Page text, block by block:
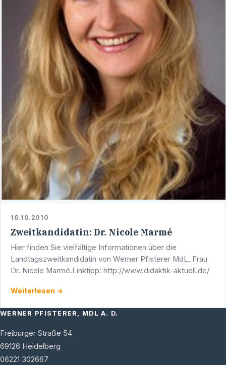
16.10.2010
Zweitkandidatin: Dr. Nicole Marmé
Hier finden Sie vielfältige Informationen über die
Landtagszweitkandidatin von Werner Pfisterer MdL, Frau
Dr. Nicole Marmé.Linktipp: http://www.didaktik-aktuell.de/
Weiterlesen →
WERNER PFISTERER, MDL A. D.
Freiburger Straße 54
69126 Heidelberg
06221 302667